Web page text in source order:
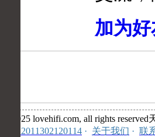
加为
©2025 lovehifi.com, all rights
安:12011302120114 · 关于我们 · 联